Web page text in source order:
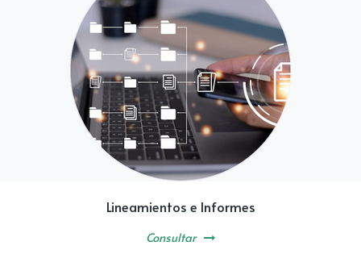
Lineamientos e Informes
Consultar